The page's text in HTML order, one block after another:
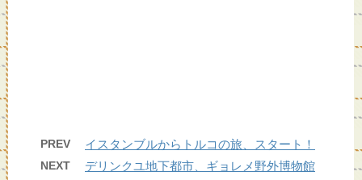
PREV イスタンブルからトルコの旅、スタート！
NEXT
デリンクユ地下都市、ギョレメ野外博物館